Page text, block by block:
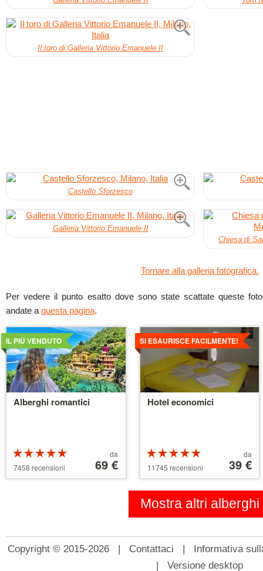
Il toro di Galleria Vittorio Emanuele II
Castello Sforzesco
Galleria Vittorio Emanuele II
Chiesa di
Tornare alla galleria fotografica.
Per vedere il punto esatto dove sono state scattate queste
andate a questa pagina.
Alberghi romantici
IL PIÙ VENDUTO
Valutazione:
5 su 5 stelle
7458 recensioni partire
da
da
69 €
Dettagli
Hotel economici
SI ESAURISCE FACILMENTE!
Valutazione:
5 su 5 stelle
11745 recensioni partire
da
110 €
da
39 €
Dettagli
Mostra altri alberghi
Copyright © 2015-2026 | Contattaci | Informativa
| Versione desktop